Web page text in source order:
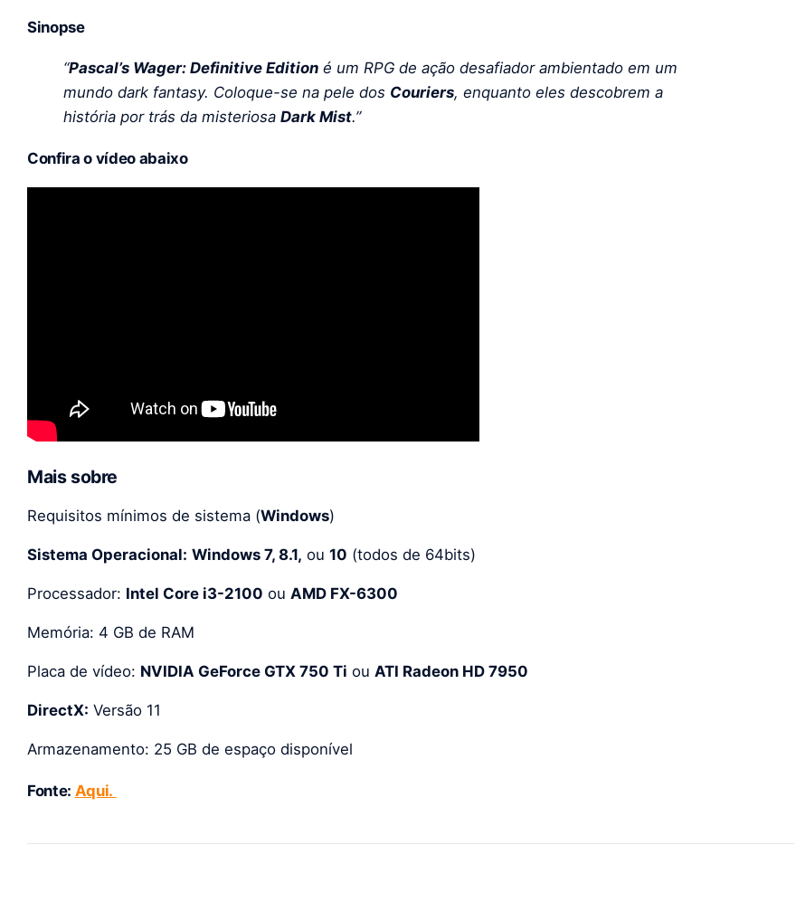
Sinopse
“Pascal’s Wager: Definitive Edition é um RPG de ação desafiador ambientado em um
mundo dark fantasy. Coloque-se na pele dos Couriers, enquanto eles descobrem a
história por trás da misteriosa Dark Mist.”
Confira o vídeo abaixo
Mais sobre
Requisitos mínimos de sistema (Windows)
Sistema Operacional: Windows 7, 8.1, ou 10 (todos de 64bits)
Processador: Intel Core i3-2100 ou AMD FX-6300
Memória: 4 GB de RAM
Placa de vídeo: NVIDIA GeForce GTX 750 Ti ou ATI Radeon HD 7950
DirectX: Versão 11
Armazenamento: 25 GB de espaço disponível
Fonte: Aqui.